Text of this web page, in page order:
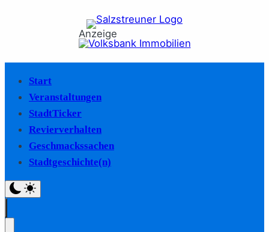
Anzeige
Start
Veranstaltungen
StadtTicker
Revierverhalten
Geschmackssachen
Stadtgeschichte(n)